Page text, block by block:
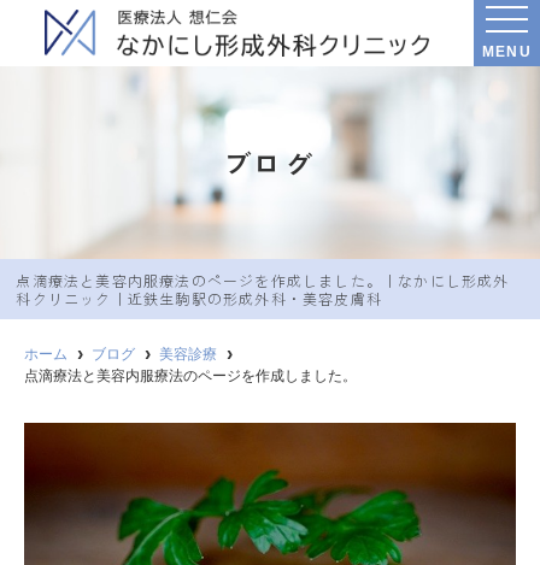
MENU
ブログ
点滴療法と美容内服療法のページを作成しました。｜なかにし︎形成外
科クリニック｜近鉄生駒駅の形成外科・美容皮膚科
ホーム ブログ
美容診療
点滴療法と美容内服療法のページを作成しました。